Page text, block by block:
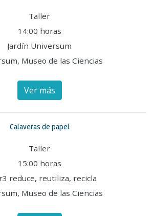
Taller
14:00 horas
Jardín Universum
Museo de las Ciencias
Ver más
Calaveras de papel
Taller
15:00 horas
reduce, reutiliza, recicla
Museo de las Ciencias